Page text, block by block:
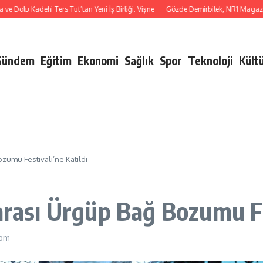
Kadehi Ters Tut’tan Yeni İş Birliği: Vişne Gözde Demirbilek, NR1
Eğitim Ekonomi Sağlık Spor Teknoloji
Festivali’ne Katıldı
Ürgüp Bağ Bozumu